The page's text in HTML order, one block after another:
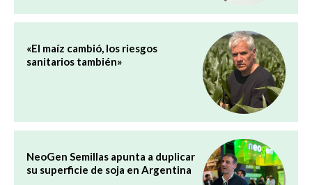
«El maíz cambió, los riesgos
sanitarios también»
NeoGen Semillas apunta a duplicar
su superficie de soja en Argentina